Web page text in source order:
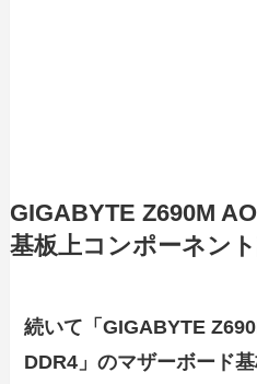
GIGABYTE Z690M
基板上コンポーネン
続いて「GIGABYTE
DDR4」のマザーボード